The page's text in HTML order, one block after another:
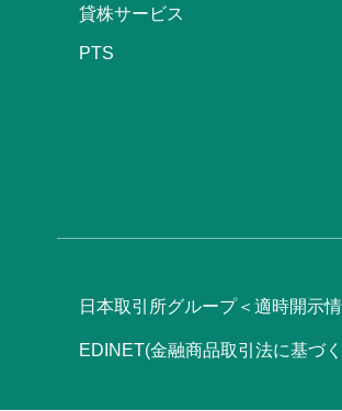
貸株サービス
PTS
日本取引所グループ＜適時開示
EDINET(金融商品取引法に基づ